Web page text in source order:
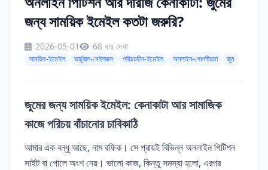
জন্য সাময়িক ইমেইল কতটা জরুরি?
2026-05-01 68 বার দেখা
সাময়িক-ইমেইল ভার্চুয়াল-মেইলবক্স পরিচয়হীন-ইমেইল অনলাইন-গোপনীয়তা জুম
জুমের জন্য সাময়িক ইমেইল: কেনাকাটা আর সামাজিক
কাজে পরিচয় বাঁচানোর চাবিকাঠি
আমার এক বন্ধু আছে, নাম রফিক। সে প্রায়ই বিভিন্ন অনলাইন পিটিশন
সাইট বা পোলে অংশ নেয়। ভালো কাজ, কিন্তু সমস্যা হলো, এরপর